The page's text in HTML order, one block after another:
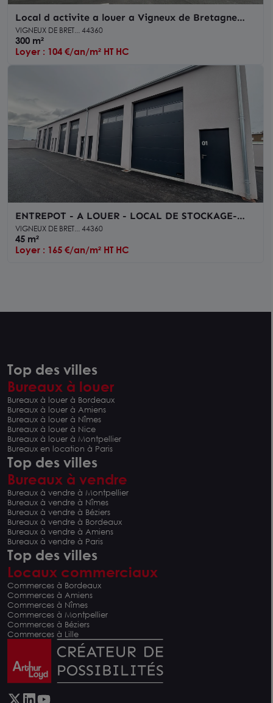
Local d activite a louer a Vigneux de Bretagne
independant avec stockage exterieur
VIGNEUX DE BRET... 44360
300 m²
Loyer : 104 €/an/m² HT HC
ENTREPOT - A LOUER - LOCAL DE STOCKAGE-
VIGNEUX DE BRETAGNE
VIGNEUX DE BRET... 44360
45 m²
Loyer : 165 €/an/m² HT HC
Top des villes
Bureaux à louer
Bureaux à louer à Bordeaux
Bureaux à louer à Amiens
Bureaux à louer à Nîmes
Bureaux à louer à Nice
Bureaux à louer à Montpellier
Bureaux en location à Paris
Top des villes
Bureaux à vendre
Bureaux à vendre à Montpellier
Bureaux à vendre à Nîmes
Bureaux à vendre à Béziers
Bureaux à vendre à Bordeaux
Bureaux à vendre à Amiens
Bureaux à vendre à Paris
Top des villes
Locaux commerciaux
Commerces à Bordeaux
Commerces à Amiens
Commerces à Nîmes
Commerces à Montpellier
Commerces à Béziers
Commerces à Lille